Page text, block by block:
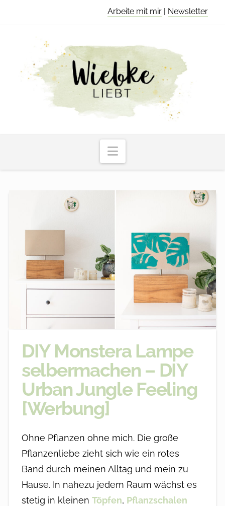
Arbeite mit mir | Newsletter
Navigation
DIY Monstera Lampe
selbermachen – DIY
Urban Jungle Feeling
[Werbung]
Ohne Pflanzen ohne mich. Die große
Pflanzenliebe zieht sich wie ein rotes
Band durch meinen Alltag und mein zu
Hause. In nahezu jedem Raum wächst es
stetig in kleinen Töpfen, Pflanzschalen